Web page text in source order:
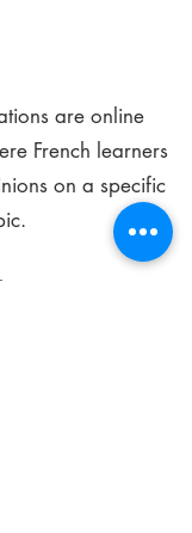
are online
French learners
on a specific
meetings is to